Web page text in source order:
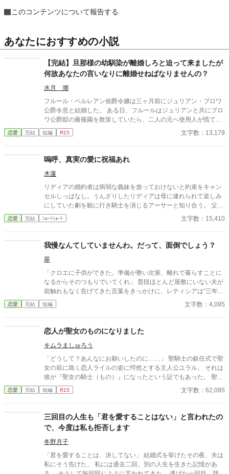
このコンテンツについて報告する
あなたにおすすめの小説
【完結】旦那様の幼馴染が離婚しろと迫って来ましたが
何故あなたの言いなりに離婚せねばなりませんの？
水月 潮
フルール・ベルレアン侯爵令嬢は三ヶ月前にジュリアン・ブロワ
公爵令息と結婚した。 ある日、フルールはジュリアンと共にブロ
ワ公爵邸の薔薇園を散策していたら、二人の元へ使用人が慌てて
やって来て、ジュリアンの幼馴染のキャシー・ボナリー子爵令嬢
が訪問していると報告を受ける。 二人は応接室に向かうとそこで
約者で、キャシーは両親の都合で数年間隣の国にいたが、やっと
この国に戻って来れたので、結婚しようとのこと。 ジュリアンは
すかさずキャシーと婚約関係にあった事実はなく、もう既にフル
ールと結婚していると返答する。 「じゃあ、そのフルールとやら
と離婚して私と再婚しなさい！」 ……あの？ 何故あなたの言いな
りに離婚しなくてはならないのかしら？ 私達の結婚は政略的な要
口を挟む権利があるとでもいうのかしら？ ※設定は緩いです 物語
恋愛 完結 短編 R15 文字数：13,179
嗚呼、真実の愛に祝福あれ
木蓮
リディアの婚約者は病弱な義妹を放っておけないと約束をキャン
セルしっぱなし。うんざりしたリディアは母に連れられて楽しみ
にしていた劇を観に行き騎士を演じるアーサーと知り合う。 父か
ら条件付きで婚約者との婚約解消の許可をもらったリディアはせ
っせと劇を観にいってアーサーと仲良くなる。 しかし、婚約者が
人の暴走に巻き込まれ、アーサーを巻きこんだ喜劇（？）の幕が
上がる――。 推し活していたら恋が叶って脳みそ花畑婚約者たち
もさっくり撃退した、ゆるふわ恋愛劇。
恋愛 完結 ｼｮｰﾄｼｮｰﾄ 文字数：15,410
我慢なんてしていませんわ。だって、面倒でしょう？
翠
「クロエに子供ができた。準備が整い次第、離れで暮らすことに
なるからそのつもりでいてくれ」 普段ほとんど屋敷にいない夫が
前触れもなく告げてきた言葉をきっかけに、レティシアは“三年
間”の契約を終わらせることにした。 赤の他人を屋敷に迎えるこ
とはしない。 不要なものに感情を砕く理由などない。 「だって、
切り捨ててしまいましょう。
恋愛 完結 短編 文字数：4,095
恋人が聖女のものになりました
キムラましゅろう
「どうして？あんなにお願いしたのに……」 聖騎士の叙任式で聖
女の前に跪く恋人ライルの姿に愕然とする主人公ユラル。 それは
彼が『聖女の騎士（もの）』になったという証でもあった。 聖女
が持つその神聖力によって、徐々に聖女の虜となってゆくように
定められた聖騎士たち。 多くの聖騎士達の妻が、恋人が、婚約者
たのだ。 ライルが聖女の騎士になってしまった以上、ユラルもそ
の女性たちの仲間入りをする事となってしまうのか……？ 慢性誤
字脱字病患者が執筆するお話です。 従って誤字脱字が多く見ら
れ、ご自身で脳内変換して頂く必要がございます。予めご了承下
さいませ。 完全ご都合主義、ノーリアリティ、ノークオリティの
お話となります。 菩薩の如き広いお心でお読みくださいませ。 小
説家になろうさんでも投稿します。
恋愛 完結 短編 R15 文字数：62,095
三回目の人生も「君を愛することはない」と言われたの
で、今度は私も拒否します
冬野月子
「君を愛することは、決してない」 結婚式を挙げたその夜、夫は
私にそう告げた。 私には過去二回、別の人生を生きた記憶があ